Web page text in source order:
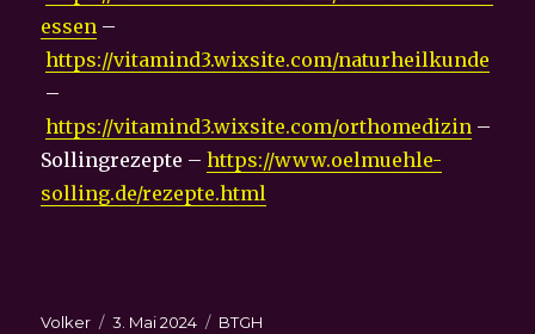
essen –
https://vitamind3.wixsite.com/naturheilkunde
–
https://vitamind3.wixsite.com/orthomedizin –
Sollingrezepte –https://www.oelmuehle-
solling.de/rezepte.html
Autor
Volker
Veröffentlicht
3. Mai 2024 Kategorien
BTGH